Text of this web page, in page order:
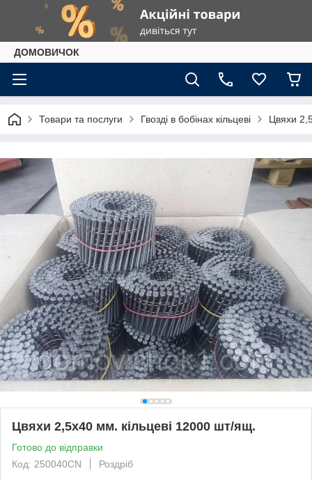
ДОМОВИЧОК
Товари та послуги Гвозді в бобінах кільцеві Цвяхи
Цвяхи 2,5х40 мм. кільцеві 12000 шт/ящ.
Готово до відправки
Код: 250040CN
Роздріб